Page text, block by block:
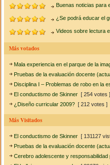
Buenas noticias para
¿Se podrá educar el
Videos sobre lectura
Más votados
Mala experiencia en el parque de la
Pruebas de la evaluación docente
Disciplina I – Problemas de robo en la
El conductismo de Skinner [ 254 votes ]
¿Diseño curricular 2009? [ 212 votes ]
Más Visitados
El conductismo de Skinner [ 131127
Pruebas de la evaluación docente
Cerebro adolescente y responsabilidad